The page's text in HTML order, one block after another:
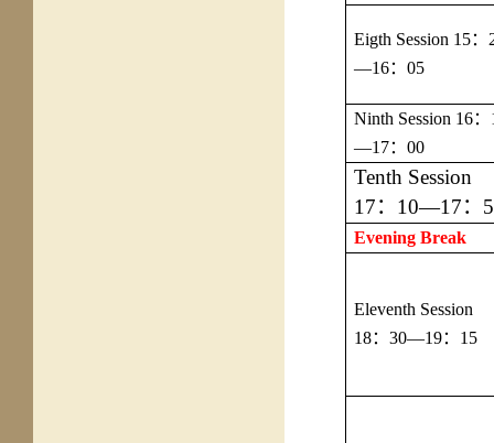
Eigth Session 15：
—16： 05
Ninth Session 16：
—17： 00
Tenth Session
17： 10—17：
Evening Break
Eleventh Session
18： 30—19： 15